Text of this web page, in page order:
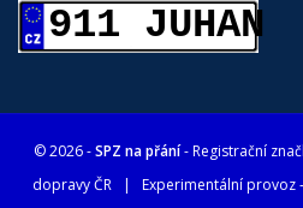
911 JUHAN
© 2026 -SPZ na přání- Registrační
dopravy ČR| Experimentální provoz -